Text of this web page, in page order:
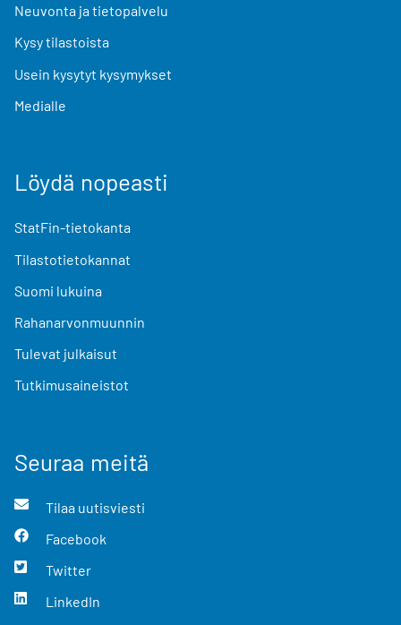
Neuvonta ja tietopalvelu
Kysy tilastoista
Usein kysytyt kysymykset
Medialle
Löydä nopeasti
StatFin-tietokanta
Tilastotietokannat
Suomi lukuina
Rahanarvonmuunnin
Tulevat julkaisut
Tutkimusaineistot
Seuraa meitä
Tilaa uutisviesti
Facebook
Twitter
LinkedIn